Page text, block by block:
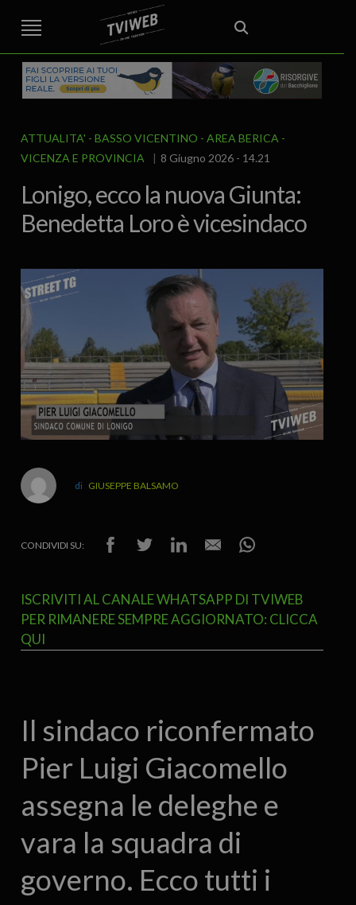
STREET TG CRONACA VENETO
VICENZA E PROVINCIA
AREA BERICA
ECONOMIA ATTUALITA’ POLITICA
EDITORIALE ITALIA E MONDO CURIOSITÀ – LIFESTYLE
CULTURA ARTE
SPORT
IL GRAFFIO FOOD & DRINK FUORIPORTA EROTICO VICENTINO
ATTUALITA'
BASSO VICENTINO - AREA BERICA
VICENZA E PROVINCIA
8 Giugno 2026 - 14.21
Lonigo, ecco la nuova Giunta:
Benedetta Loro è vicesindaco
GIUSEPPE BALSAMO
CONDIVIDI SU:
ISCRIVITI AL CANALE WHATSAPP DI TVIWEB
PER RIMANERE SEMPRE AGGIORNATO: CLICCA
QUI
Il sindaco riconfermato
Pier Luigi Giacomello
assegna le deleghe e
vara la squadra di
governo. Ecco tutti i